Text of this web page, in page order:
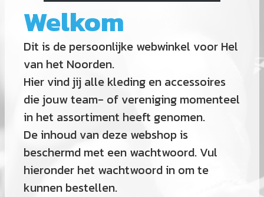
Welkom
Dit is de persoonlijke webwinkel voor Hel
van het Noorden.
Hier vind jij alle kleding en accessoires
die jouw team- of vereniging momenteel
in het assortiment heeft genomen.
De inhoud van deze webshop is
beschermd met een wachtwoord. Vul
hieronder het wachtwoord in om te
kunnen bestellen.